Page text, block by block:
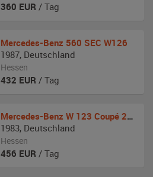
360 EUR / Tag
Mercedes-Benz 560 SEC W126
1987, Deutschland
Hessen
432 EUR / Tag
Mercedes-Benz W 123 Coupé 230 CE
1983, Deutschland
Hessen
456 EUR / Tag